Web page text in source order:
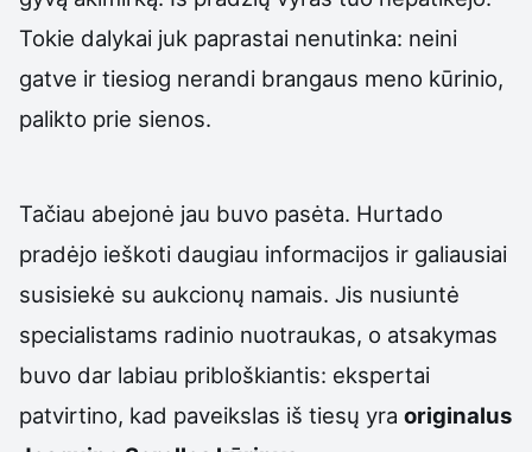
Tokie dalykai juk paprastai nenutinka: neini
gatve ir tiesiog nerandi brangaus meno kūrinio,
palikto prie sienos.
Tačiau abejonė jau buvo pasėta. Hurtado
pradėjo ieškoti daugiau informacijos ir galiausiai
susisiekė su aukcionų namais. Jis nusiuntė
specialistams radinio nuotraukas, o atsakymas
buvo dar labiau pribloškiantis: ekspertai
patvirtino, kad paveikslas iš tiesų yra originalus